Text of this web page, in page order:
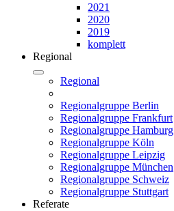
2021
2020
2019
komplett
Regional
Regional
Regionalgruppe Berlin
Regionalgruppe Frankfurt
Regionalgruppe Hamburg
Regionalgruppe Köln
Regionalgruppe Leipzig
Regionalgruppe München
Regionalgruppe Schweiz
Regionalgruppe Stuttgart
Referate